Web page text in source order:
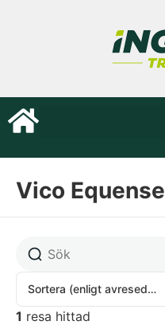
Vico Equense
Sortera (enligt avresedatum)
1 resa hittad